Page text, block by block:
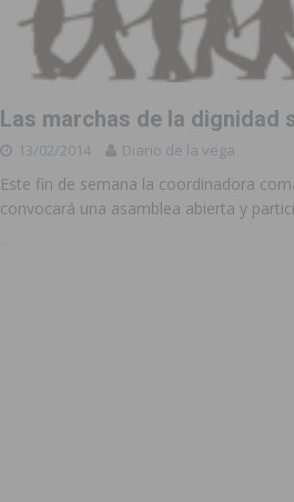
Las marchas de la dignidad
13/02/2014 Diario de la vega
Este fin de semana la coordinadora
convocará una asamblea abierta y